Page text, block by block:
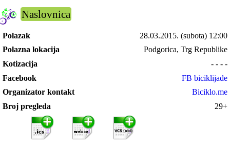
Naslovnica
Polazak 28.03.2015. (subota) 12:00
Polazna lokacija
Podgorica, Trg Republike
Kotizacija
- - - -
Facebook
FB biciklijade
Organizator kontakt
Biciklo.me
Broj pregleda
29+